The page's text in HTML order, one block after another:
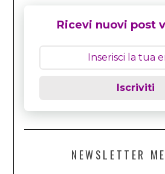
Ricevi nuovi post
Iscriviti
NEWSLETTER